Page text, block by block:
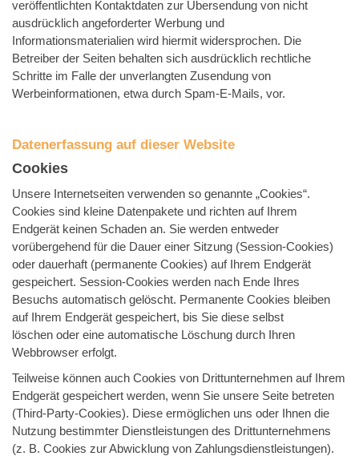
veröffentlichten Kontaktdaten zur Übersendung von nicht
ausdrücklich angeforderter Werbung und
Informationsmaterialien wird hiermit widersprochen. Die
Betreiber der Seiten behalten sich ausdrücklich rechtliche
Schritte im Falle der unverlangten Zusendung von
Werbeinformationen, etwa durch Spam-E-Mails, vor.
Datenerfassung auf dieser Website
Cookies
Unsere Internetseiten verwenden so genannte „Cookies“.
Cookies sind kleine Datenpakete und richten auf Ihrem
Endgerät keinen Schaden an. Sie werden entweder
vorübergehend für die Dauer einer Sitzung (Session-Cookies)
oder dauerhaft (permanente Cookies) auf Ihrem Endgerät
gespeichert. Session-Cookies werden nach Ende Ihres
Besuchs automatisch gelöscht. Permanente Cookies bleiben
auf Ihrem Endgerät gespeichert, bis Sie diese selbst
löschen oder eine automatische Löschung durch Ihren
Webbrowser erfolgt.
Teilweise können auch Cookies von Drittunternehmen auf Ihrem
Endgerät gespeichert werden, wenn Sie unsere Seite betreten
(Third-Party-Cookies). Diese ermöglichen uns oder Ihnen die
Nutzung bestimmter Dienstleistungen des Drittunternehmens
(z. B. Cookies zur Abwicklung von Zahlungsdienstleistungen).